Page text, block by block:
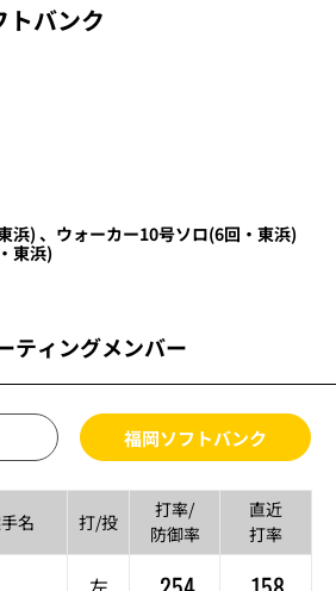
トバンク
浜) 、 ウォーカー10号ソロ(6回・ 東浜)
東浜)
ティングメンバー
福岡ソフトバンク
名 打/投
打率/
防御率
直近
打率